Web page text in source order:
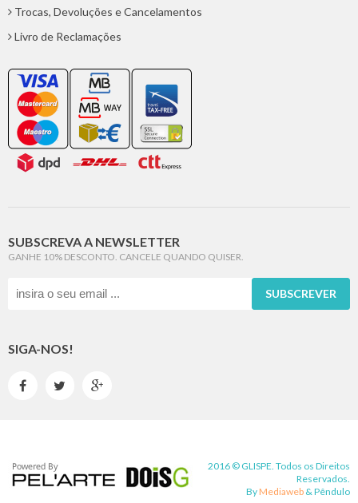
Trocas, Devoluções e Cancelamentos
Livro de Reclamações
SUBSCREVA A NEWSLETTER
GANHE 10% DESCONTO. CANCELE QUANDO QUISER.
SUBSCREVER
SIGA-NOS!
  
2016 © GLISPE. Todos os Direitos
Reservados.
By Mediaweb &Pêndulo